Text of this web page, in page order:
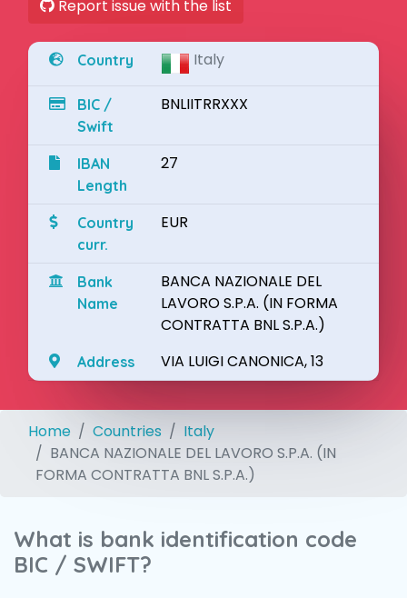
Report issue with the list
Country Italy
BIC /
Swift
BNLIITRRXXX
IBAN
Length
27
Country
curr.
EUR
Bank
Name
BANCA NAZIONALE DEL
LAVORO S.P.A. (IN FORMA
CONTRATTA BNL S.P.A.)
Address VIA LUIGI CANONICA, 13
Home Countries
Italy
BANCA NAZIONALE DEL LAVORO S.P.A. (IN
FORMA CONTRATTA BNL S.P.A.)
What is bank identification code
BIC / SWIFT?